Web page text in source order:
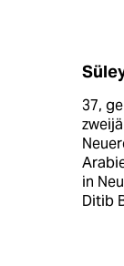
37,
in
Ditib